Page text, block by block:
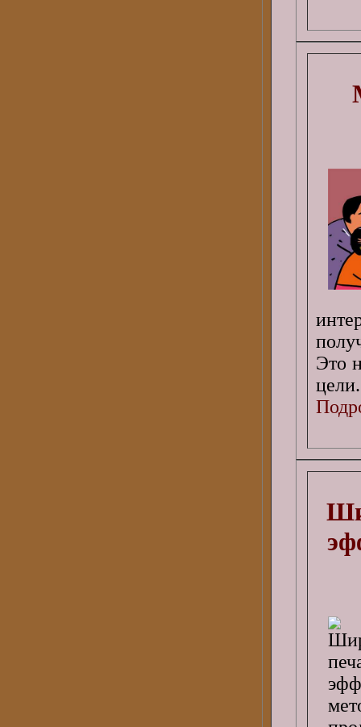
Это
цели.